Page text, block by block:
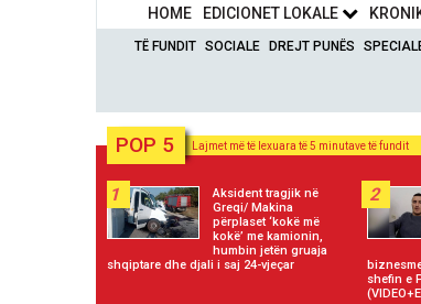
HOME EDICIONET LOKALE
TË FUNDIT SOCIALE DREJT PUNËS
POP 5 Lajmet më të lexuara të 5 minutave të fundit
1
Aksident tragjik në
Greqi/ Makina
përplaset ‘kokë më
kokë’ me kamionin,
humbin jetën gruaja
shqiptare dhe djali i saj 24-vjeçar
2
shefin e